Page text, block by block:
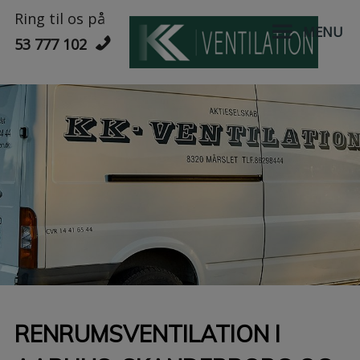
indholdet
Ring til os på
53 777 102
MENU
RENRUMSVENTILATION I